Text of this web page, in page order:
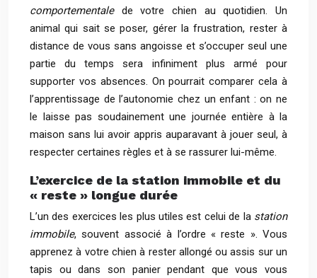
comportementalede votre chien au quotidien. Un
animal qui sait se poser, gérer la frustration, rester à
distance de vous sans angoisse et s’occuper seul une
partie du temps sera infiniment plus armé pour
supporter vos absences. On pourrait comparer cela à
l’apprentissage de l’autonomie chez un enfant : on ne
le laisse pas soudainement une journée entière à la
maison sans lui avoir appris auparavant à jouer seul, à
respecter certaines règles et à se rassurer lui-même.
L’exercice de la station immobile et du
« reste » longue durée
L’un des exercices les plus utiles est celui de la station
immobile, souvent associé à l’ordre « reste ». Vous
apprenez à votre chien à rester allongé ou assis sur un
tapis ou dans son panier pendant que vous vous